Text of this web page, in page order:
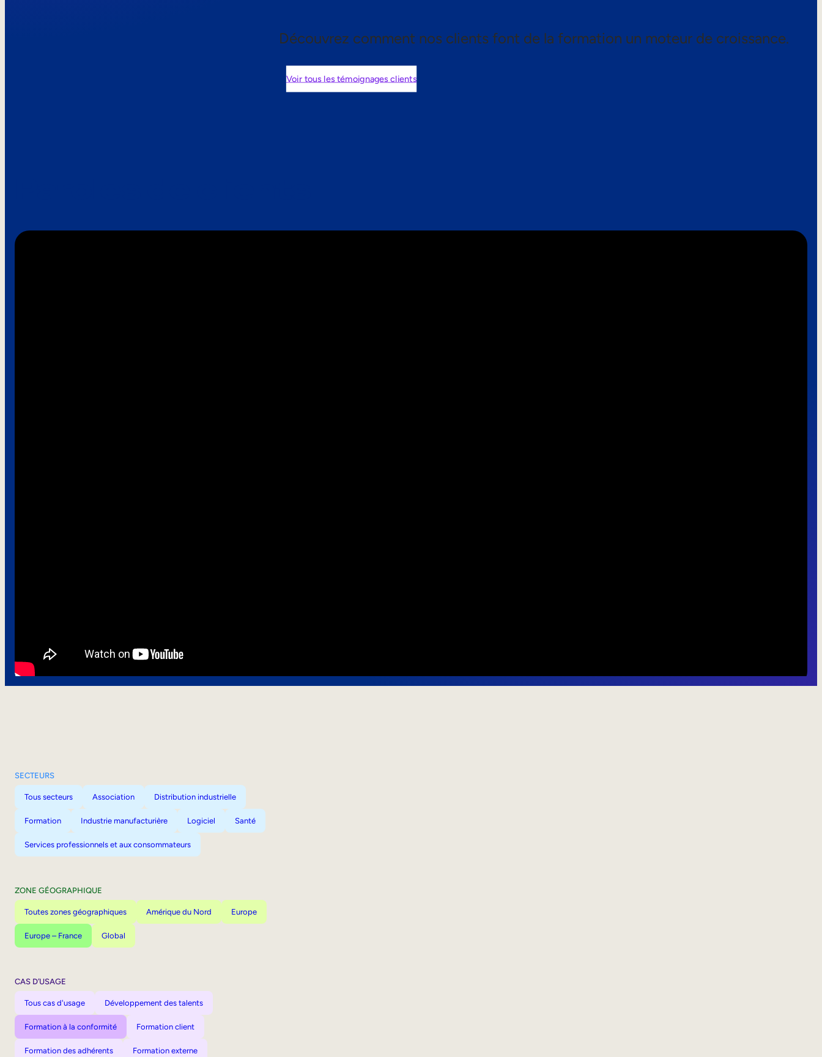
Découvrez comment nos clients font de la formation un moteur de croissance.
Voir tous les témoignages clients
SECTEURS
Tous secteurs Association Distribution industrielle
Formation Industrie manufacturière Logiciel Santé
Services professionnels et aux consommateurs
ZONE GÉOGRAPHIQUE
Toutes zones géographiques Amérique du Nord Europe
Europe – France Global
CAS D’USAGE
Tous cas d'usage Développement des talents
Formation à la conformité Formation client
Formation des adhérents Formation externe